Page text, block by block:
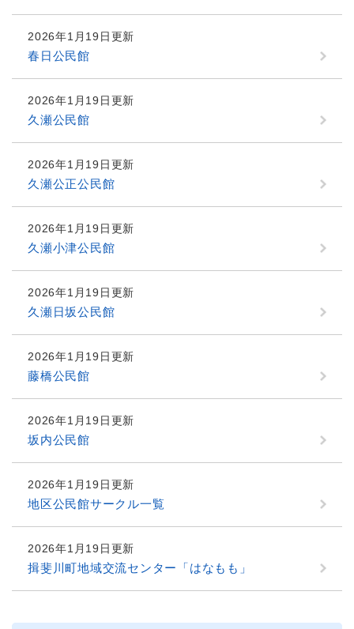
2026年1月19日更新
春日公民館
2026年1月19日更新
久瀬公民館
2026年1月19日更新
久瀬公正公民館
2026年1月19日更新
久瀬小津公民館
2026年1月19日更新
久瀬日坂公民館
2026年1月19日更新
藤橋公民館
2026年1月19日更新
坂内公民館
2026年1月19日更新
地区公民館サークル一覧
2026年1月19日更新
揖斐川町地域交流センター「はなもも」